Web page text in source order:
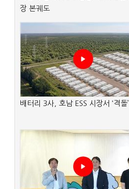
장 본궤도
배터리 3사, 호남 ESS 시장서 ‘격돌’